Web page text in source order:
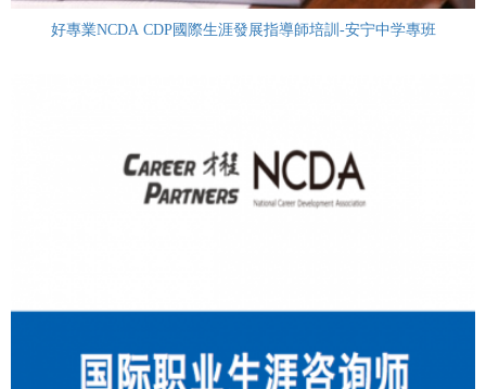
好專業NCDA CDP國際生涯發展指導師培訓-安宁中学專班